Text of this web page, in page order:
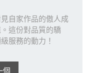
自家作品的傲人成
這份對品質的驕
服務的動力！
個